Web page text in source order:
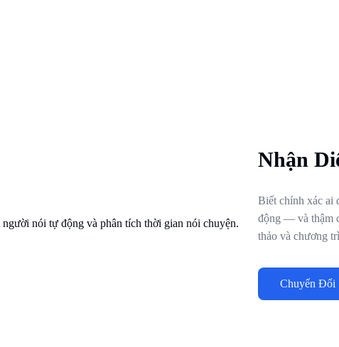
Nhận
Biết chính xác ai
động — và thậm
thảo và chương
Chuyển Đổi